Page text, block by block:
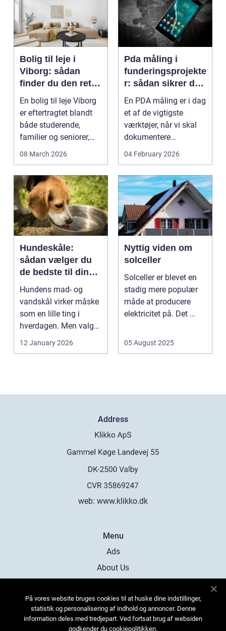
Bolig til leje i
Viborg: sådan
finder du den rette
lejlighed
En bolig til leje Viborg
er eftertragtet blandt
både studerende,
familier og seniorer,
fordi b...
08 March 2026
Pda måling i
funderingsprojekte
r: sådan sikrer du
dokumenteret
bæreevne
En PDA måling er i dag
et af de vigtigste
værktøjer, når vi skal
dokumentere
bæreevnen af pæle til
04 February 2026
Hundeskåle:
sådan vælger du
de bedste til din
hund
Hundens mad- og
vandskål virker måske
som en lille ting i
hverdagen. Men valg
af sk&arin...
12 January 2026
Nyttig viden om
solceller
Solceller er blevet en
stadig mere populær
måde at producere
elektricitet på. Det ...
05 August 2025
Address
web: www.klikko.dk
Menu
Ads
About Us
Contact
Sitemap
På vores website bruges cookies til at huske dine indstillinger,
statistik og personalisering af indhold og annoncer. Denne
information deles med tredjepart. Ved fortsat brug af websiden
godkender du cookiepolitikken.